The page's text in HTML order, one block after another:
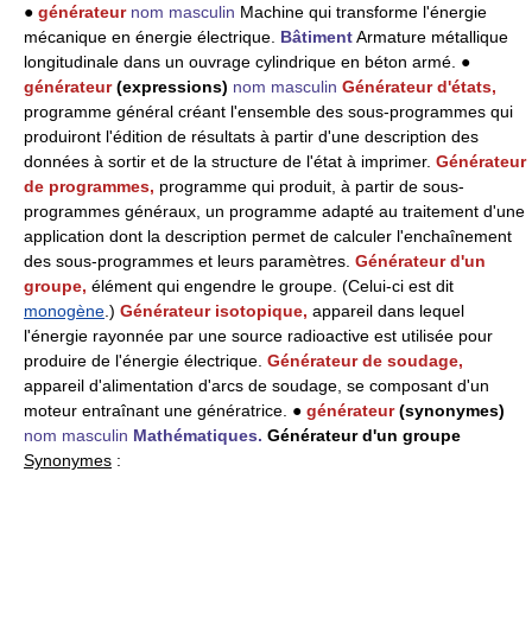
● générateur nom masculin Machine qui transforme l'énergie
mécanique en énergie électrique. BâtimentArmature métallique
longitudinale dans un ouvrage cylindrique en béton armé. ●
générateur(expressions) nom masculin Générateur d'états,
programme général créant l'ensemble des sous-programmes qui
produiront l'édition de résultats à partir d'une description des
données à sortir et de la structure de l'état à imprimer. Générateur
de programmes, programme qui produit, à partir de sous-
programmes généraux, un programme adapté au traitement d'une
application dont la description permet de calculer l'enchaînement
des sous-programmes et leurs paramètres. Générateur d'un
groupe, élément qui engendre le groupe. (Celui-ci est dit
monogène .) Générateur isotopique, appareil dans lequel
l'énergie rayonnée par une source radioactive est utilisée pour
produire de l'énergie électrique. Générateur de soudage,
appareil d'alimentation d'arcs de soudage, se composant d'un
moteur entraînant une génératrice. ● générateur(synonymes)
nom masculin Mathématiques. Générateur d'un groupe
Synonymes :